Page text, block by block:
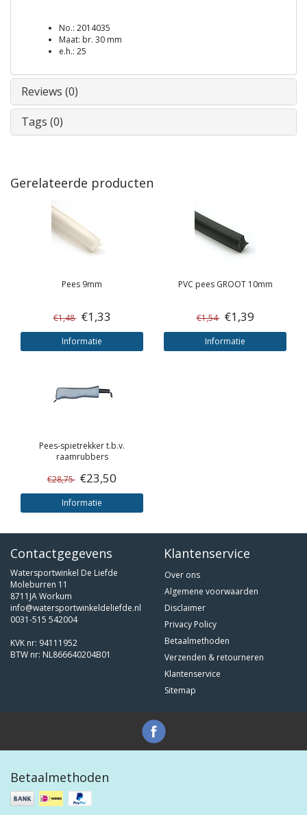
No.: 2014035
Maat: br. 30 mm
e.h.: 25
Reviews (0)
Tags (0)
Gerelateerde producten
Pees 9mm
€1,48 €1,33
Informatie
PVC pees GROOT 10mm
€1,54 €1,39
Informatie
Pees-spietrekker t.b.v.
raamrubbers
€28,75 €23,50
Informatie
Contactgegevens
Watersportwinkel De Liefde
Moleburren 11
8711JA Workum
info@watersportwinkeldeliefde.nl
0031-515 542004
KVK nr: 94111952
BTW nr: NL866640204B01
Klantenservice
Over ons
Algemene voorwaarden
Disclaimer
Privacy Policy
Betaalmethoden
Verzenden & retourneren
Klantenservice
Sitemap
Betaalmethoden